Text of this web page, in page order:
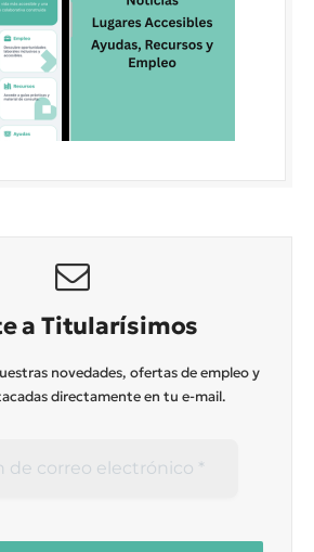
a Titularísimos
novedades, ofertas de empleo y
directamente en tu e-mail.